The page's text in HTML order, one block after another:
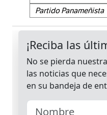
Partido Panameñista